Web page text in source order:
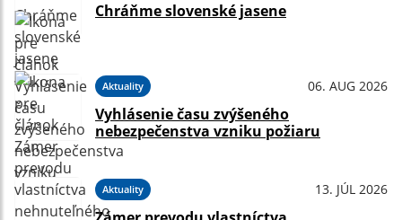
Chráňme slovenské jasene
Aktuality 06. AUG 2026
Vyhlásenie času zvýšeného
nebezpečenstva vzniku požiaru
Aktuality 13. JÚL 2026